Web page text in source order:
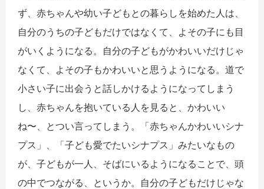
ず、赤ちゃんや幼い子どもとの暮らしを始めた人は、
自分のうちの子どもだけではなくて、よその子にも目
がいくようになる。自分の子どもがかわいいだけじゃ
なくて、よその子もかわいいと思うようになる。道で
小さい子に出会うと話しかけるようになってしまう
し、赤ちゃんを抱いている人を見ると、かわいい
ね〜、とつい言ってしまう。「赤ちゃんかわいいシナ
プス」、「子ども愛でたいシナプス」みたいなもの
が、子どもが一人、そばにいるようになることで、頭
の中でつながる、というか。自分の子どもだけじゃな